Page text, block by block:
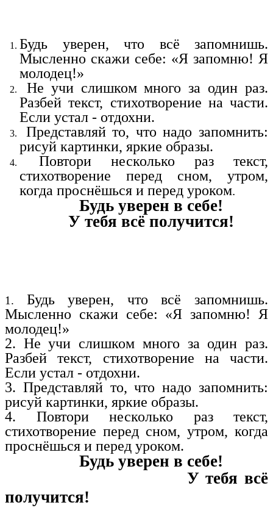
Будь уверен, что всё запомнишь.
Мысленно скажи себе: «Я запомню! Я
молодец!»
Не учи слишком много за один раз.
Разбей текст, стихотворение на части.
Если устал - отдохни.
Представляй то, что надо запомнить:
рисуй картинки, яркие образы.
Повтори несколько раз текст,
стихотворение перед сном, утром,
когда проснёшься и перед уроком.
Будь уверен в себе!
У тебя всё получится!
1. Будь уверен, что всё запомнишь.
Мысленно скажи себе: «Я запомню! Я
молодец!»
2. Не учи слишком много за один раз.
Разбей текст, стихотворение на части.
Если устал - отдохни.
3. Представляй то, что надо запомнить:
рисуй картинки, яркие образы.
4. Повтори несколько раз текст,
стихотворение перед сном, утром, когда
проснёшься и перед уроком.
Будь уверен в себе!
У тебя всё
получится!